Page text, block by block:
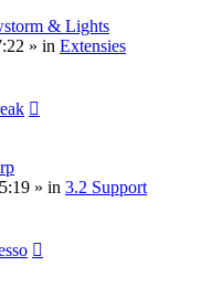
& Lights
» in Extensies
» in 3.2 Support